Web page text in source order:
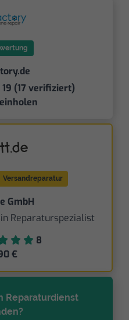
19 (17 verifiziert)
Versandreparatur
GmbH
Reparaturspezialist
8
€
Reparaturdienst